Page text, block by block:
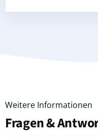
Weitere Informationen
Fragen &